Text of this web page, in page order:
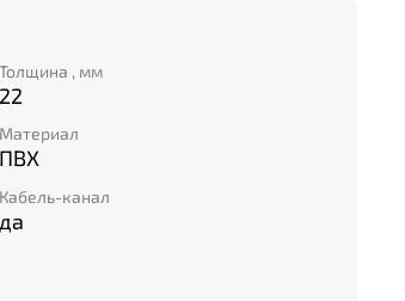
Толщина , мм
22
Материал
ПВХ
Кабель-канал
да